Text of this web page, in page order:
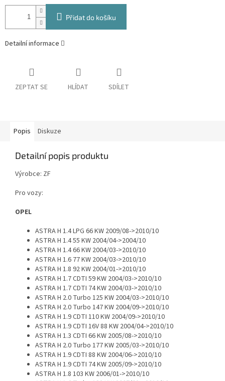
Přidat do košíku
Detailní informace
ZEPTAT SE HLÍDAT SDÍLET
Popis Diskuze
Detailní popis produktu
Výrobce: ZF
Pro vozy:
OPEL
ASTRA H 1.4 LPG 66 KW 2009/08->2010/10
ASTRA H 1.4 55 KW 2004/04->2004/10
ASTRA H 1.4 66 KW 2004/03->2010/10
ASTRA H 1.6 77 KW 2004/03->2010/10
ASTRA H 1.8 92 KW 2004/01->2010/10
ASTRA H 1.7 CDTI 59 KW 2004/03->2010/10
ASTRA H 1.7 CDTI 74 KW 2004/03->2010/10
ASTRA H 2.0 Turbo 125 KW 2004/03->2010/10
ASTRA H 2.0 Turbo 147 KW 2004/09->2010/10
ASTRA H 1.9 CDTI 110 KW 2004/09->2010/10
ASTRA H 1.9 CDTI 16V 88 KW 2004/04->2010/10
ASTRA H 1.3 CDTI 66 KW 2005/08->2010/10
ASTRA H 2.0 Turbo 177 KW 2005/03->2010/10
ASTRA H 1.9 CDTI 88 KW 2004/06->2010/10
ASTRA H 1.9 CDTI 74 KW 2005/09->2010/10
ASTRA H 1.8 103 KW 2006/01->2010/10